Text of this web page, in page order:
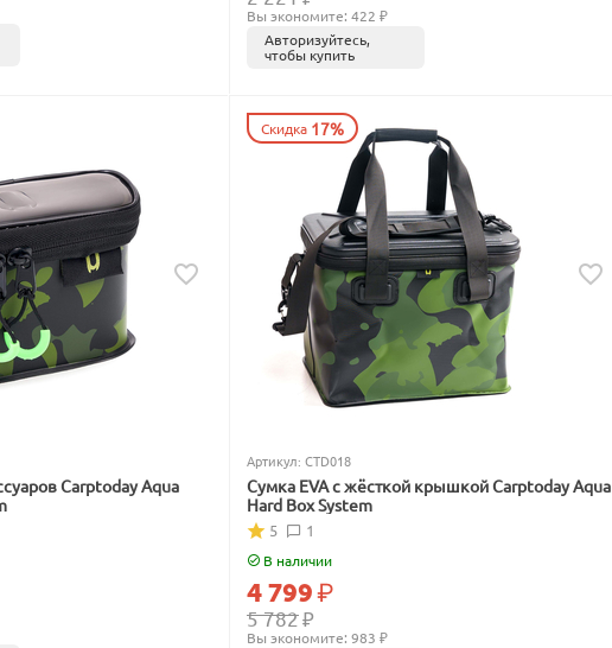
Вы экономите: 422 ₽
Авторизуйтесь,
чтобы купить
Carptoday Aqua
Скидка 17%
Артикул: CTD018
Сумка EVA с жёсткой крышкой Carptoday Aqua
Hard Box System
1
5
В наличии
5 782₽
4 799₽
Вы экономите: 983 ₽